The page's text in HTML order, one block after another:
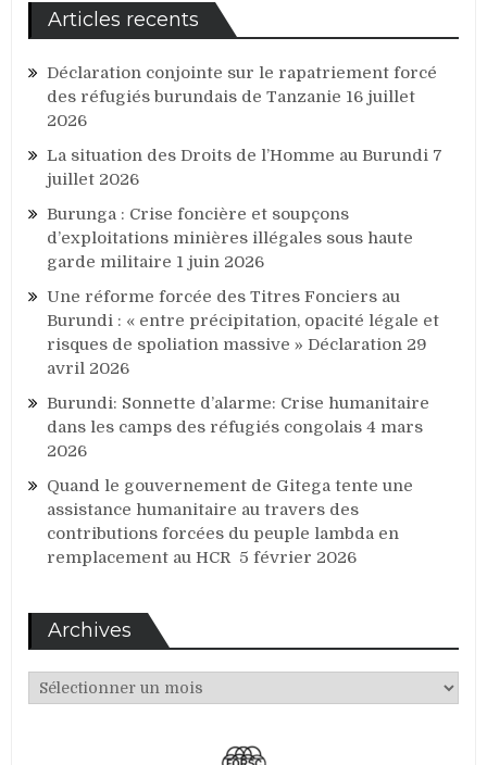
Articles recents
Déclaration conjointe sur le rapatriement forcé
des réfugiés burundais de Tanzanie 16 juillet
2026
La situation des Droits de l’Homme au Burundi 7
juillet 2026
Burunga : Crise foncière et soupçons
d’exploitations minières illégales sous haute
garde militaire 1 juin 2026
Une réforme forcée des Titres Fonciers au
Burundi : « entre précipitation, opacité légale et
risques de spoliation massive » Déclaration 29
avril 2026
Burundi: Sonnette d’alarme: Crise humanitaire
dans les camps des réfugiés congolais 4 mars
2026
Quand le gouvernement de Gitega tente une
assistance humanitaire au travers des
contributions forcées du peuple lambda en
remplacement au HCR 5 février 2026
Archives
Archives